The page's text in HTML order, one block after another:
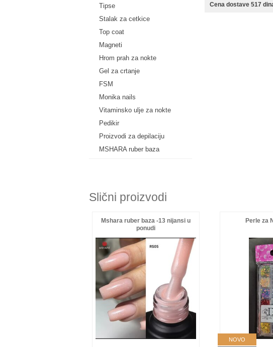
Tipse
Stalak za cetkice
Top coat
Magneti
Hrom prah za nokte
Gel za crtanje
FSM
Monika nails
Vitaminsko ulje za nokte
Pedikir
Proizvodi za depilaciju
MSHARA ruber baza
Cena dostave 517
Slični proizvodi
Mshara ruber baza -13 nijansi u
ponudi
Perle za
NOVO